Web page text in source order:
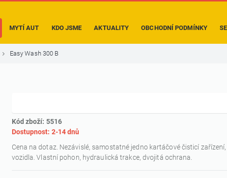
MYTÍ AUT KDO JSME AKTUALITY OBCHODNÍ PODMÍNKY
Easy Wash 300 B
Kód zboží: 5516
Dostupnost: 2-14 dnů
Cena na dotaz. Nezávislé, samostatné jedno kartáčové čisticí
vozidla. Vlastní pohon, hydraulická trakce, dvojitá ochrana.